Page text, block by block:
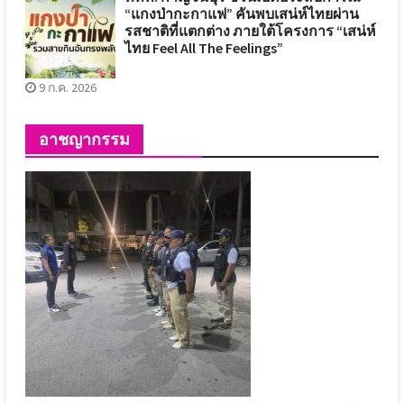
“แกงป่ากะกาแฟ” คันพบเสน่ห์ไทยผ่าน
รสชาติที่แตกต่าง ภายใต้โครงการ “เสน่ห์
ไทย Feel All The Feelings”
9 ก.ค. 2026
อาชญากรรม